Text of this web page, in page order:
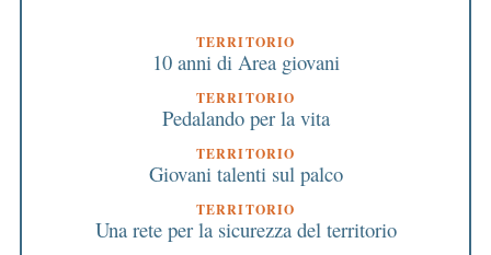
TERRITORIO
10 anni di Area giovani
TERRITORIO
Pedalando per la vita
TERRITORIO
Giovani talenti sul palco
TERRITORIO
Una rete per la sicurezza del territorio